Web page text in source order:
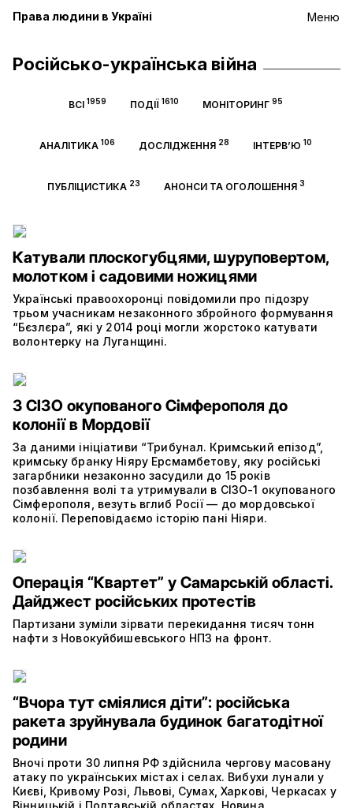
Меню
Права людини в Україні
Російсько-українська війна
ВСІ 1959 ПОДІЇ 1610 МОНІТОРИНГ 95
АНАЛІТИКА 106 ДОСЛІДЖЕННЯ 28 ІНТЕРВ’Ю 10
ПУБЛІЦИСТИКА 23 АНОНСИ ТА ОГОЛОШЕННЯ3
Катували плоскогубцями, шуруповертом,
молотком і садовими ножицями
Українські правоохоронці повідомили про підозру
трьом учасникам незаконного збройного формування
“Бєзлєра”, які у 2014 році могли жорстоко катувати
волонтерку на Луганщині.
З СІЗО окупованого Сімферополя до
колонії в Мордовії
За даними ініціативи “Трибунал. Кримський епізод”,
кримську бранку Ніяру Ерсмамбетову, яку російські
загарбники незаконно засудили до 15 років
позбавлення волі та утримували в СІЗО-1 окупованого
Сімферополя, везуть вглиб Росії — до мордовської
колонії. Переповідаємо історію пані Ніяри.
Операція “Квартет” у Самарській області.
Дайджест російських протестів
Партизани зуміли зірвати перекидання тисяч тонн
нафти з Новокуйбишевського НПЗ на фронт.
“Вчора тут сміялися діти”: російська
ракета зруйнувала будинок багатодітної
родини
Вночі проти 30 липня РФ здійснила чергову масовану
атаку по українських містах і селах. Вибухи лунали у
Києві, Кривому Розі, Львові, Сумах, Харкові, Черкасах у
Вінницькій і Полтавській областях. Новина